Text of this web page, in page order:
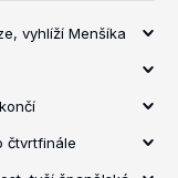
vyhlíží Menšíka
čtvrtfinále